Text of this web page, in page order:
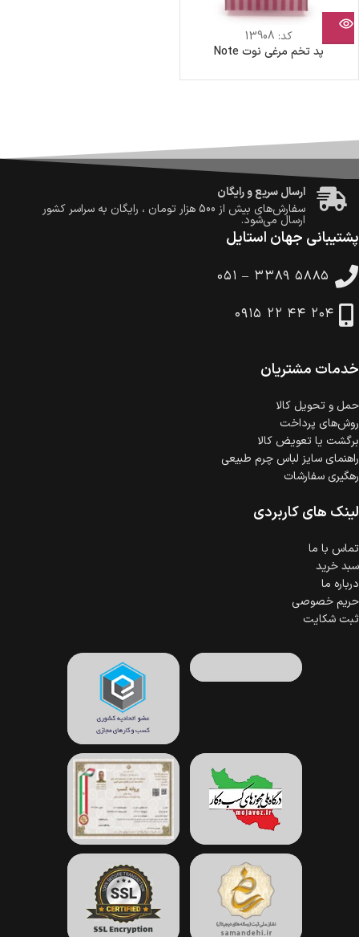
کد: 13908
پد تخم مرغی نوت Note
ضمانت اصالت کالا
گارانتی معتبر برای تمامی محصولات ارائه می‌شود.
ارسال سریع و رایگان
سفارش‌های بیش از 500 هزار تومان ، رایگان به سراسر کشور
ارسال می‌شود.
ضمانت بازگشت کالا
در هنگام خرید محصول، امکان انتخاب پرداخت در محل
وجود دارد.
است.
گارانتی معتبر برای تمامی محصولات ارائه می‌شود.
پشتیبانی جهان استایل
۰۵۱ – ۳۳۸۹ ۵۸۸۵
۰۹۱۵ ۲۲ ۴۴ ۲۰۴
خدمات مشتریان
حمل‌ و تحویل کالا
روش‌های پرداخت
برگشت یا تعویض کالا
راهنمای سایز لباس چرم طبیعی
رهگیری سفارشات
لینک های کاربردی
تماس با ما
سبد خرید
درباره ما
حریم خصوصی
ثبت شکایت